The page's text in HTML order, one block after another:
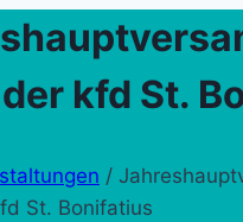
kfd St.
/
St. Bonifatius